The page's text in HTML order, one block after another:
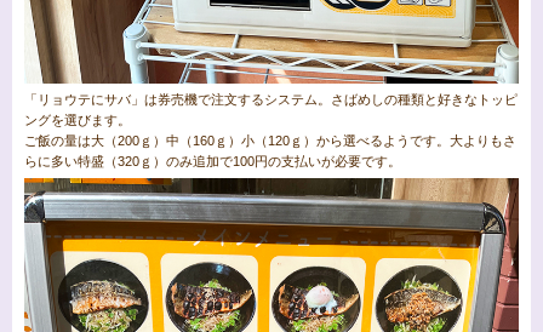
「リョウテにサバ」は券売機で注文するシステム。さばめしの種類と好きなトッピ
ングを選びます。
ご飯の量は大（200ｇ）中（160ｇ）小（120ｇ）から選べるようです。大よりもさ
らに多い特盛（320ｇ）のみ追加で100円の支払いが必要です。